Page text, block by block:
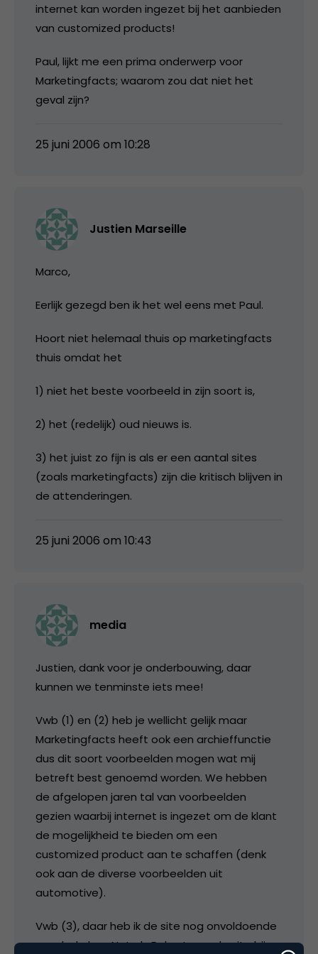
internet kan worden ingezet bij het aanbieden
van customized products!
Paul, lijkt me een prima onderwerp voor
Marketingfacts; waarom zou dat niet het
geval zijn?
25 juni 2006 om 10:28
Justien Marseille
Marco,
Eerlijk gezegd ben ik het wel eens met Paul.
Hoort niet helemaal thuis op marketingfacts
thuis omdat het
1) niet het beste voorbeeld in zijn soort is,
2) het (redelijk) oud nieuws is.
3) het juist zo fijn is als er een aantal sites
(zoals marketingfacts) zijn die kritisch blijven in
de attenderingen.
25 juni 2006 om 10:43
media
Justien, dank voor je onderbouwing, daar
kunnen we tenminste iets mee!
Vwb (1) en (2) heb je wellicht gelijk maar
Marketingfacts heeft ook een archieffunctie
dus dit soort voorbeelden mogen wat mij
betreft best genoemd worden. We hebben
de afgelopen jaren tal van voorbeelden
gezien waarbij internet is ingezet om de klant
de mogelijkheid te bieden om een
customized product aan te schaffen (denk
ook aan de diverse voorbeelden uit
automotive).
Vwb (3), daar heb ik de site nog onvoldoende
voor bekeken. Net als Robert was de site bij